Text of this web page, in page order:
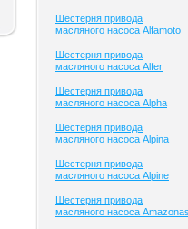
Шестерня привода
масляного насоса Alfamoto
Шестерня привода
масляного насоса Alfer
Шестерня привода
масляного насоса Alpha
Шестерня привода
масляного насоса Alpina
Шестерня привода
масляного насоса Alpine
Шестерня привода
масляного насоса